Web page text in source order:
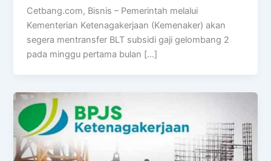
Cetbang.com, Bisnis – Pemerintah melalui
Kementerian Ketenagakerjaan (Kemenaker) akan
segera mentransfer BLT subsidi gaji gelombang 2
pada minggu pertama bulan […]